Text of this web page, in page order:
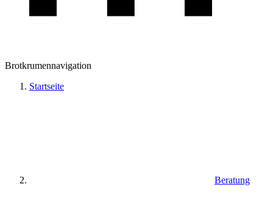
Brotkrumennavigation
Startseite
Beratung